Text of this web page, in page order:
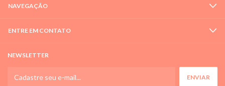
NAVEGAÇÃO
ENTRE EM CONTATO
NEWSLETTER